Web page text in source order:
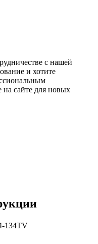
с нашей
и хотите
на сайте для новых